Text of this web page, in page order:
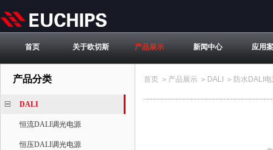
首页 关于欧切斯 产品展示 新闻中心 应用
产品分类
DALI
恒流DALI调光电源
恒压DALI调光电源
首页 > 产品展示 > DALI > 防水DALI